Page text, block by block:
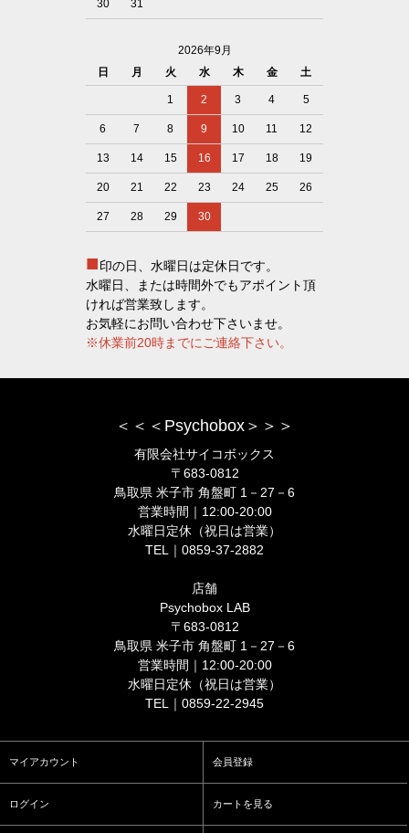
30 31
2026年9月
日
月 火 水 木 金 土
1 2 3 4 5
6 7 8 9 10 11 12
13 14 15 16 17 18 19
20 21 22 23 24 25 26
27 28 29 30
■印の日、水曜日は定休日です。
水曜日、または時間外でもアポイント頂
ければ営業致します。
お気軽にお問い合わせ下さいませ。
※休業前20時までにご連絡下さい。
＜＜＜Psychobox＞＞＞
有限会社サイコボックス
〒683-0812
鳥取県 米子市 角盤町 1－27－6
営業時間｜12:00-20:00
水曜日定休（祝日は営業）
TEL｜0859-37-2882
店舗
Psychobox LAB
〒683-0812
鳥取県 米子市 角盤町 1－27－6
営業時間｜12:00-20:00
水曜日定休（祝日は営業）
TEL｜0859-22-2945
マイアカウント 会員登録
ログイン カートを見る